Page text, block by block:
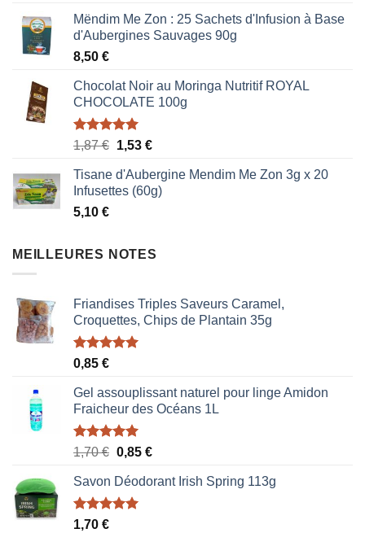
Mëndim Me Zon : 25 Sachets d'Infusion à Base
d'Aubergines Sauvages 90g
8,50 €
Chocolat Noir au Moringa Nutritif ROYAL
CHOCOLATE 100g
Note5.00
1,87€ Le
initial
était :
1,53 €Le
actuel
est :
Tisane d'Aubergine Mendim Me Zon 3g x 20
Infusettes (60g)
5,10 €
MEILLEURES NOTES
Friandises Triples Saveurs Caramel,
Croquettes, Chips de Plantain 35g
Note5.00
0,85 €
Gel assouplissant naturel pour linge Amidon
Fraicheur des Océans 1L
Note5.00
1,70€ Le
initial
était :
0,85 €Le
actuel
Savon Déodorant Irish Spring 113g
Note5.00
1,70 €